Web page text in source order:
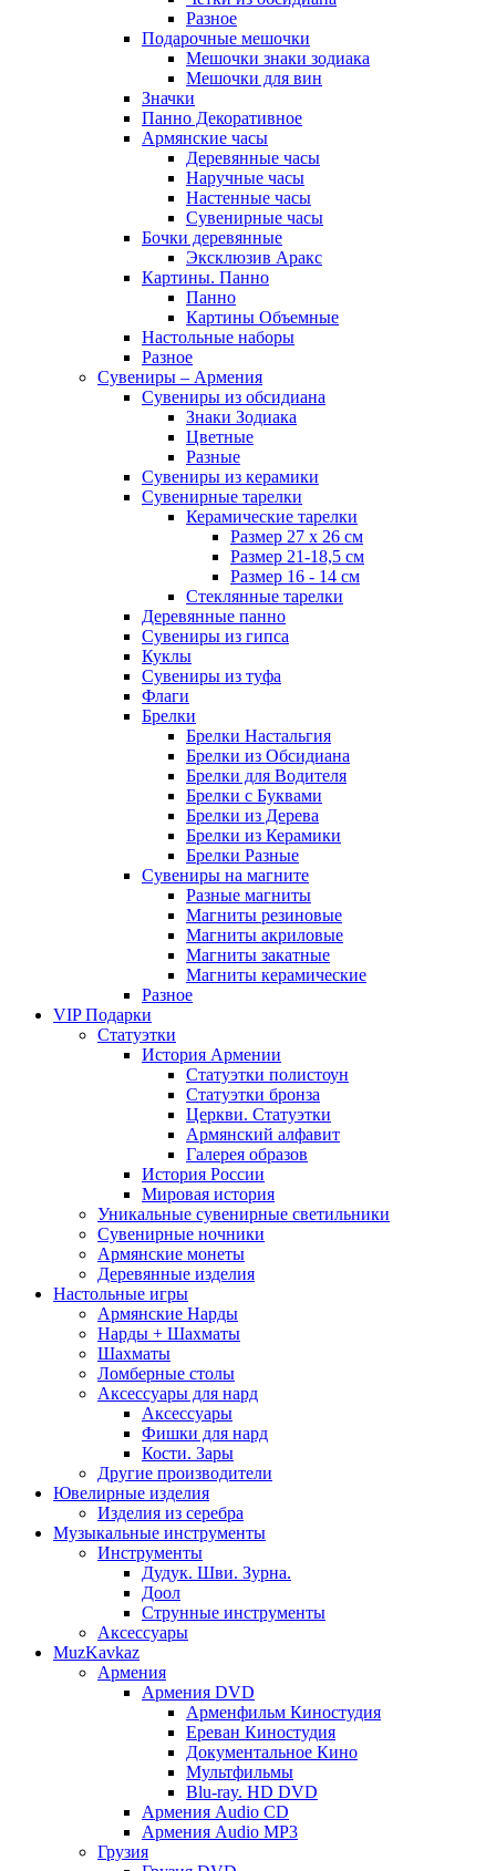
Разное
Подарочные мешочки
Мешочки знаки зодиака
Мешочки для вин
Значки
Панно Декоративное
Армянские часы
Деревянные часы
Наручные часы
Настенные часы
Сувенирные часы
Бочки деревянные
Эксклюзив Аракс
Картины. Панно
Панно
Картины Объемные
Настольные наборы
Разное
Сувениры – Армения
Сувениры из обсидиана
Знаки Зодиака
Цветные
Разные
Сувениры из керамики
Сувенирные тарелки
Керамические тарелки
Размер 27 х 26 см
Размер 21-18,5 см
Размер 16 - 14 см
Стеклянные тарелки
Деревянные панно
Сувениры из гипса
Куклы
Сувениры из туфа
Флаги
Брелки
Брелки Настальгия
Брелки из Обсидиана
Брелки для Водителя
Брелки с Буквами
Брелки из Дерева
Брелки из Керамики
Брелки Разные
Сувениры на магните
Разные магниты
Магниты резиновые
Магниты акриловые
Магниты закатные
Магниты керамические
Разное
VIP Подарки
Статуэтки
История Армении
Статуэтки полистоун
Статуэтки бронза
Церкви. Статуэтки
Армянский алфавит
Галерея образов
История России
Мировая история
Уникальные сувенирные светильники
Сувенирные ночники
Армянские монеты
Деревянные изделия
Настольные игры
Армянские Нарды
Нарды + Шахматы
Шахматы
Ломберные столы
Аксессуары для нард
Аксессуары
Фишки для нард
Кости. Зары
Другие производители
Ювелирные изделия
Изделия из серебра
Музыкальные инструменты
Инструменты
Дудук. Шви. Зурна.
Доол
Струнные инструменты
Аксессуары
MuzKavkaz
Армения
Армения DVD
Арменфильм Киностудия
Ереван Киностудия
Документальное Кино
Мультфильмы
Blu-ray. HD DVD
Армения Audio CD
Армения Audio MP3
Грузия